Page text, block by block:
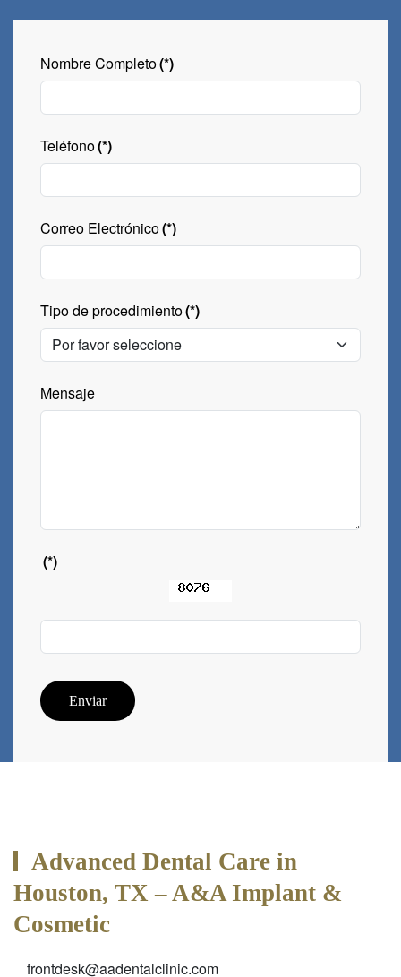
Nombre Completo(*)
Teléfono(*)
Correo Electrónico(*)
Tipo de procedimiento(*)
Mensaje
(*)
Enviar
Advanced Dental Care in
Houston, TX – A&A Implant &
Cosmetic
frontdesk@aadentalclinic.com